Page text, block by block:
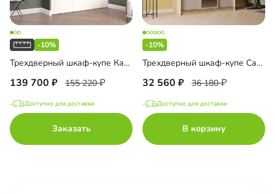
-10%
Трехдверный шкаф-купе Карини-3-6
139 700 155 220
Доступно для доставки
Заказать
-10%
Трехдверный шкаф-купе Сантис-3.1
32 560 36 180
Доступно для доставки
В корзину